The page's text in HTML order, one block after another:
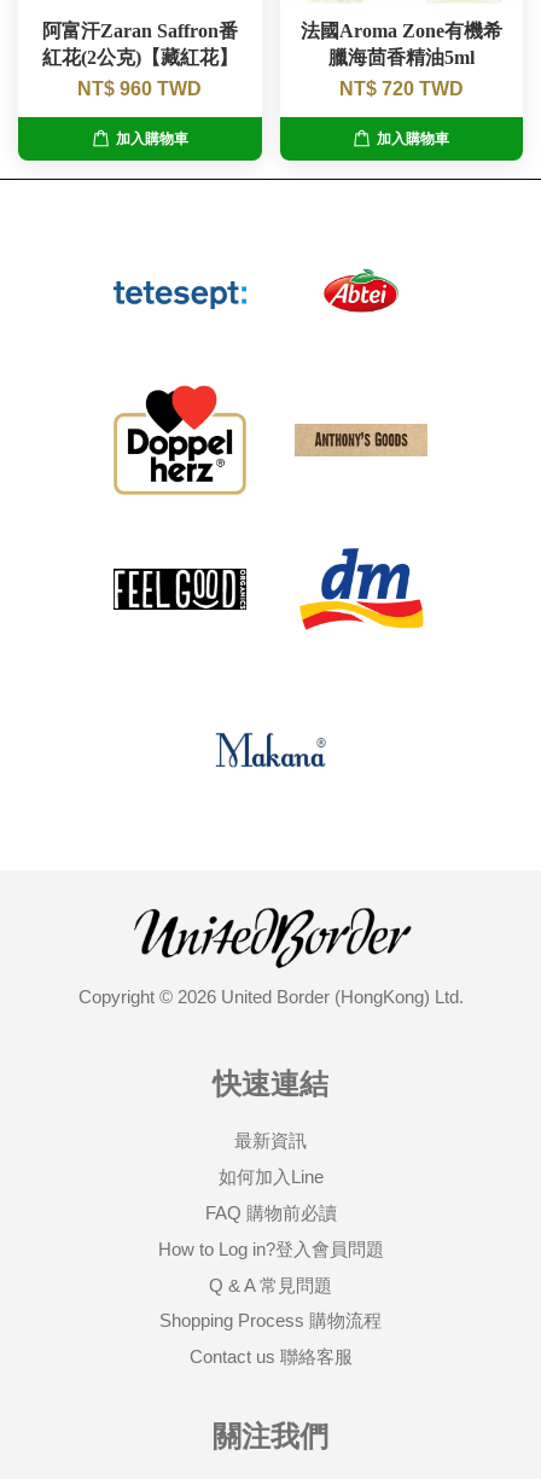
阿富汗Zaran Saffron番
紅花(2公克)【藏紅花】
NT$ 960 TWD
加入購物車
法國Aroma Zone有機希
臘海茴香精油5ml
NT$ 720 TWD
加入購物車
Copyright © 2026 United Border (HongKong) Ltd.
快速連結
最新資訊
如何加入Line
FAQ 購物前必讀
How to Log in?登入會員問題
Q & A 常見問題
Shopping Process 購物流程
Contact us 聯絡客服
關注我們